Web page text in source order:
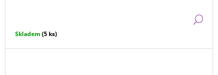
Skladem (5 ks)